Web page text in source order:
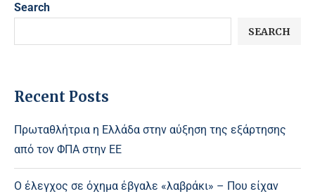
Search
SEARCH
Recent Posts
Πρωταθλήτρια η Ελλάδα στην αύξηση της εξάρτησης
από τον ΦΠΑ στην ΕΕ
Ο έλεγχος σε όχημα έβγαλε «λαβράκι» – Που είχαν